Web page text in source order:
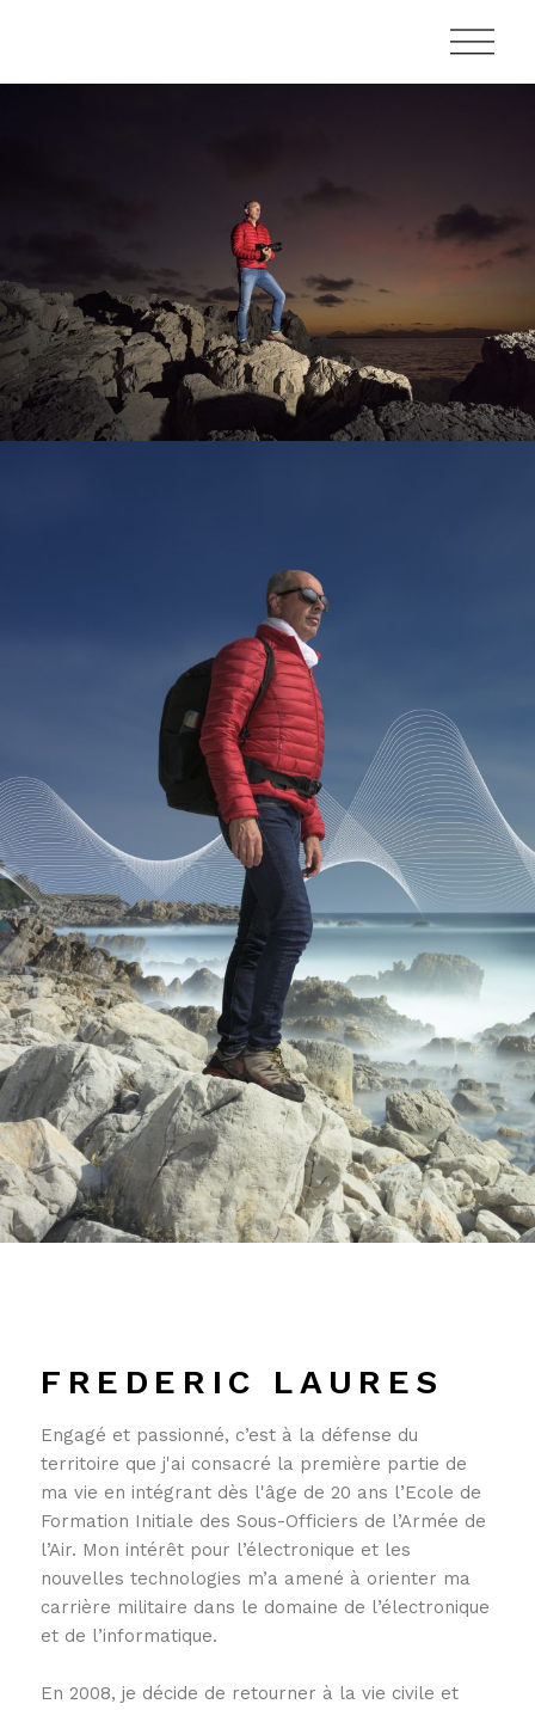
FREDERIC LAURES
Engagé et passionné, c’est à la défense du
territoire que j'ai consacré la première partie de
ma vie en intégrant dès l'âge de 20 ans l’Ecole de
Formation Initiale des Sous-Officiers de l’Armée de
l’Air. Mon intérêt pour l’électronique et les
nouvelles technologies m’a amené à orienter ma
carrière militaire dans le domaine de l’électronique
et de l’informatique.
En 2008, je décide de retourner à la vie civile et